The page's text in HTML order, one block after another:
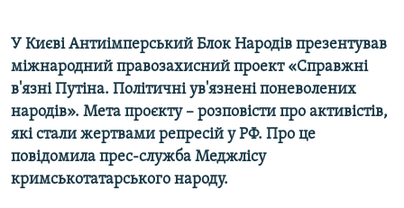
У Києві Антиімперський Блок Народів презентував
міжнародний правозахисний проект «Справжні
в'язні Путіна. Політичні ув'язнені поневолених
народів». Мета проєкту – розповісти про активістів,
які стали жертвами репресій у РФ. Про це
повідомила прес-служба Меджлісу
кримськотатарського народу.